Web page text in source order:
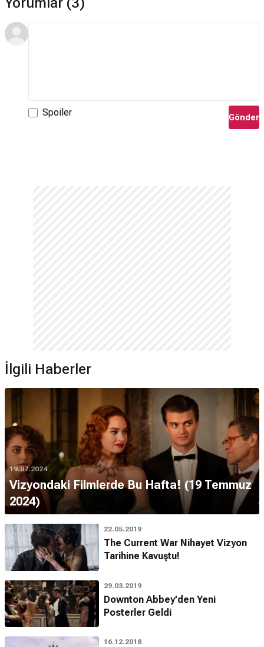
Spoiler Gönder
İlgili Haberler
19.07.2024
Vizyondaki Filmlerde Bu Hafta! (19 Temmuz
2024)
22.05.2019
The Current War Nihayet Vizyon
Tarihine Kavuştu!
29.03.2019
Downton Abbey’den Yeni
Posterler Geldi
16.12.2018